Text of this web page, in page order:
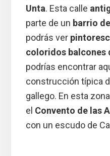
Unta. Esta calle
parte de un barrio
podrás ver
coloridos balcones
podrías encontrar
construcción típica
gallego. En esta
el Convento de las
con un escudo de